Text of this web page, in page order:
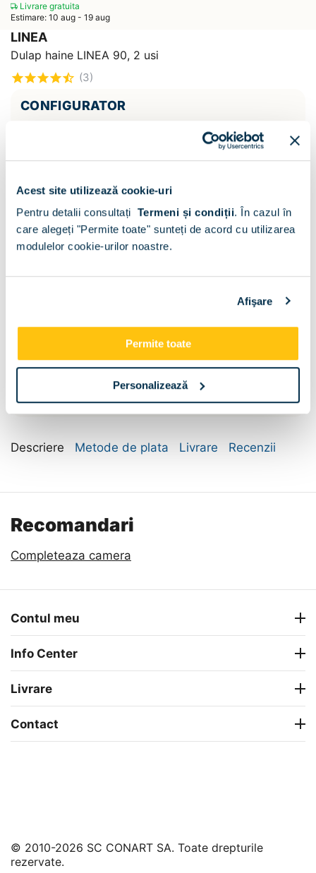
Acest site utilizează cookie-uri
Pentru detalii consultați Termeni și condiții. În cazul în
care alegeți "Permite toate" sunteți de acord cu utilizarea
modulelor cookie-urilor noastre.
Afişare
Permite toate
Personalizează
Livrare gratuita
Estimare: 10 aug - 19 aug
LINEA
Dulap haine LINEA 90, 2 usi
(3)
CONFIGURATOR
Compartimentare:
Polite
Descriere Metode de plata Livrare Recenzii
Recomandari
Completeaza camera
Contul meu
Info Center
Livrare
Contact
© 2010-2026 SC CONART SA. Toate drepturile
rezervate.